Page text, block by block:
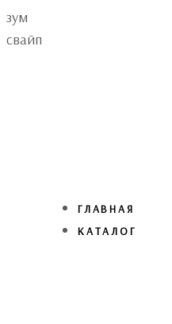
Skip
links
Skip
to
зум
свайп
ГЛАВНАЯ
КАТАЛОГ